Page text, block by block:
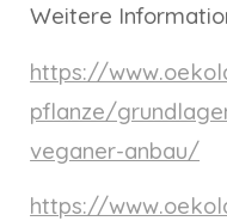
Weitere
https://
pflanze/
veganer-anbau/
https://